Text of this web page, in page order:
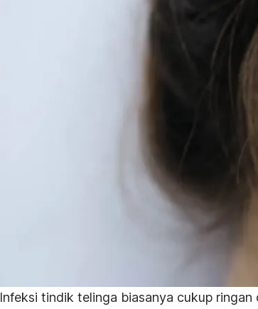
Infeksi tindik telinga biasanya cukup